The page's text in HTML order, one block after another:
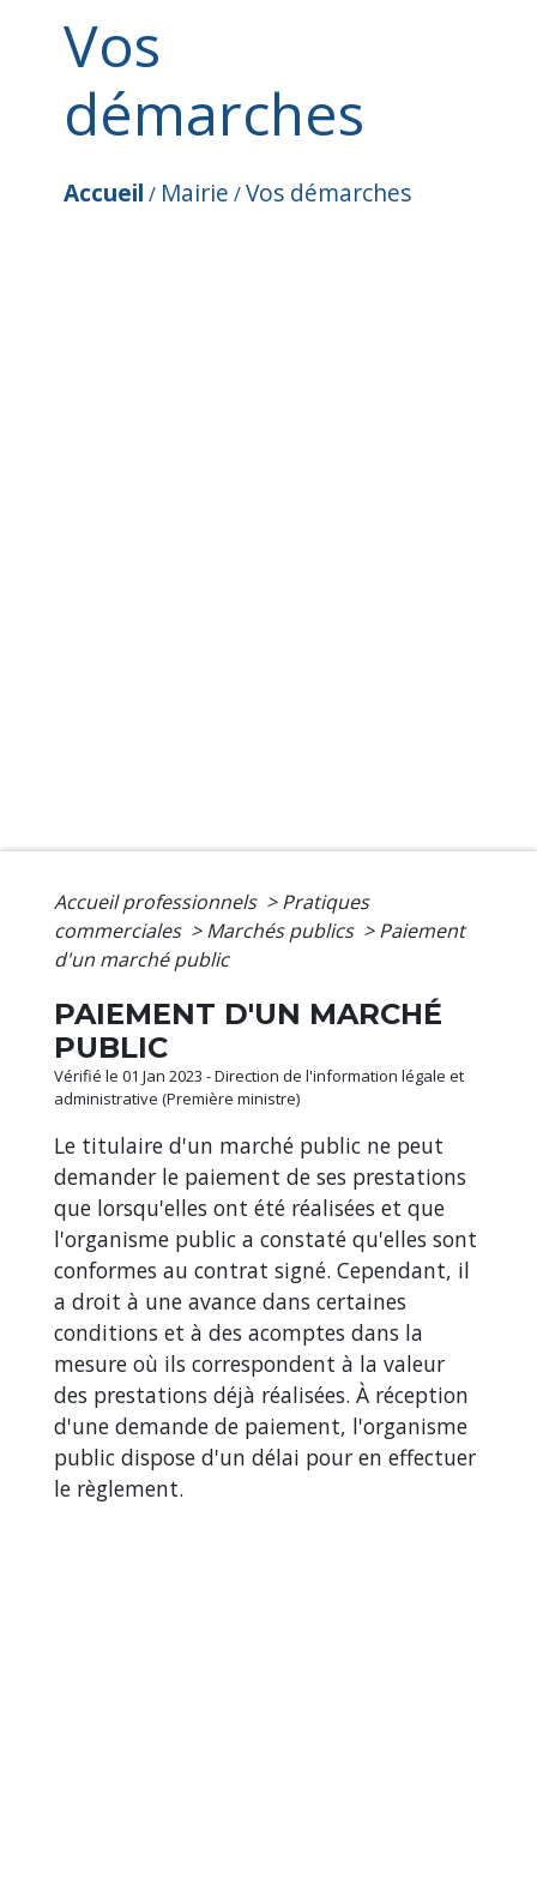
Vos
démarches
Accueil / Mairie /Vos démarches
Accueil professionnels > Pratiques
commerciales > Marchés publics > Paiement
d'un marché public
PAIEMENT D'UN MARCHÉ
PUBLIC
Vérifié le 01 Jan 2023 - Direction de l'information légale et
administrative (Première ministre)
Le titulaire d'un marché public ne peut
demander le paiement de ses prestations
que lorsqu'elles ont été réalisées et que
l'organisme public a constaté qu'elles sont
conformes au contrat signé. Cependant, il
a droit à une avance dans certaines
conditions et à des acomptes dans la
mesure où ils correspondent à la valeur
des prestations déjà réalisées. À réception
d'une demande de paiement, l'organisme
public dispose d'un délai pour en effectuer
le règlement.